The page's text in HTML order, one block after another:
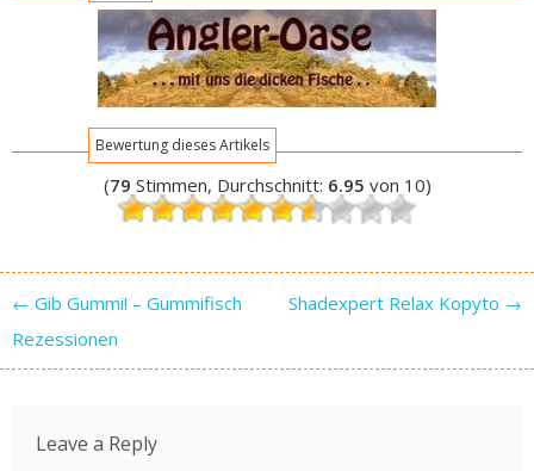
Bewertung dieses Artikels
(79 Stimmen, Durchschnitt: 6.95 von 10)
Post navigation
← Gib Gummi! – Gummifisch
Rezessionen
Shadexpert Relax Kopyto →
Leave a Reply